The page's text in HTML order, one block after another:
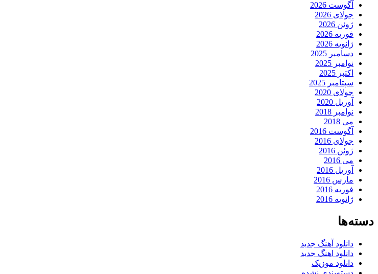
آگوست 2026
جولای 2026
ژوئن 2026
فوریه 2026
ژانویه 2026
دسامبر 2025
نوامبر 2025
اکتبر 2025
سپتامبر 2025
جولای 2020
آوریل 2020
نوامبر 2018
می 2018
آگوست 2016
جولای 2016
ژوئن 2016
می 2016
آوریل 2016
مارس 2016
فوریه 2016
ژانویه 2016
دسته‌ها
دانلود آهنگ جدید
دانلود اهنگ جدید
دانلود موزیک